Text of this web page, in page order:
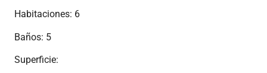
Habitaciones: 6
Baños: 5
Superficie: